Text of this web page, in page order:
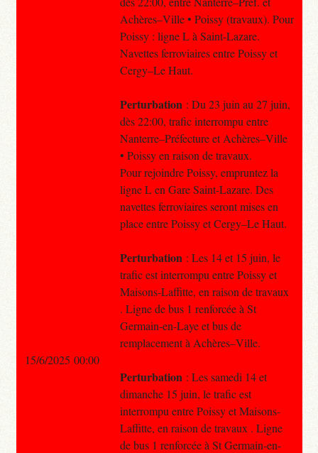
Achères–Ville • Poissy (travaux). Pour
Poissy : ligne L à Saint-Lazare.
Navettes ferroviaires entre Poissy et
Cergy–Le Haut.
Perturbation : Du 23 juin au 27 juin,
dès 22:00, trafic interrompu entre
Nanterre–Préfecture et Achères–Ville
• Poissy en raison de travaux.
Pour rejoindre Poissy, empruntez la
ligne L en Gare Saint-Lazare. Des
navettes ferroviaires seront mises en
place entre Poissy et Cergy–Le Haut.
Perturbation : Les 14 et 15 juin, le
trafic est interrompu entre Poissy et
Maisons-Laffitte, en raison de travaux
. Ligne de bus 1 renforcée à St
Germain-en-Laye et bus de
remplacement à Achères–Ville.
Perturbation : Les samedi 14 et
dimanche 15 juin, le trafic est
interrompu entre Poissy et Maisons-
Laffitte, en raison de travaux . Ligne
de bus 1 renforcée à St Germain-en-
15/6/2025 00:00